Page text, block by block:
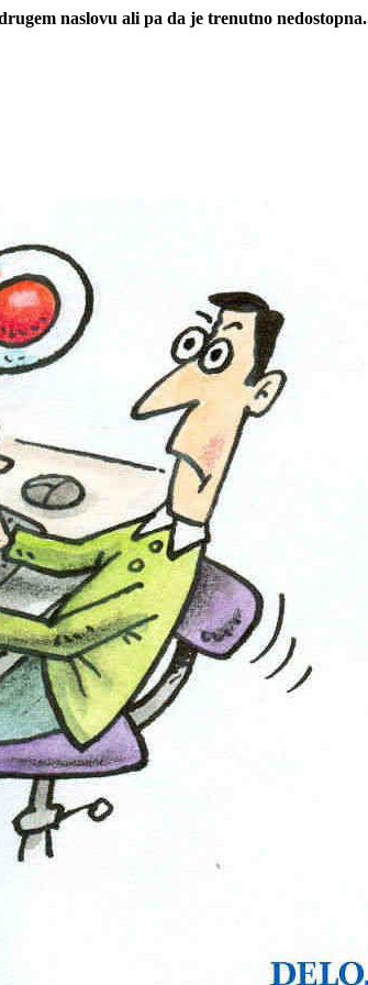
naslovu ali pa da je trenutno nedostopna.